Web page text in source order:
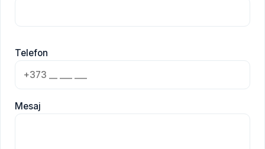
Telefon
Mesaj